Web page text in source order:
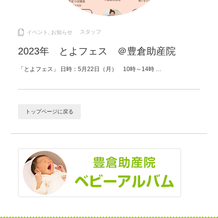
イベント お知らせ スタッフ
2023年 とよフェス ＠豊倉助産院
「とよフェス」 日時：5月22日（月） 10時～14時 …
トップページに戻る